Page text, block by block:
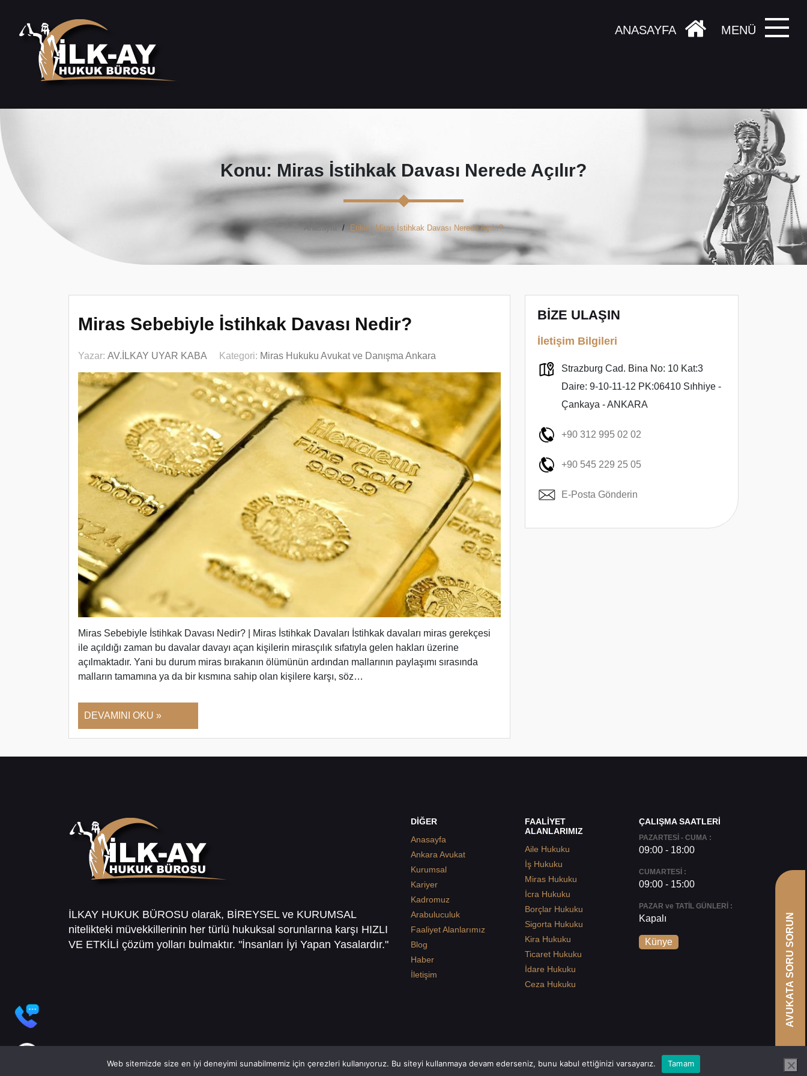
MENÜ
ANASAYFA
Konu: Miras İstihkak Davası Nerede Açılır?
Anasayfa Etiket: Miras İstihkak Davası Nerede Açılır?
Miras Sebebiyle İstihkak Davası Nedir?
Yazar: AV.İLKAY UYAR KABA Kategori: Miras Hukuku Avukat ve Danışma Ankara
Miras Sebebiyle İstihkak Davası Nedir? | Miras İstihkak Davaları İstihkak davaları miras gerekçesi
ile açıldığı zaman bu davalar davayı açan kişilerin mirasçılık sıfatıyla gelen hakları üzerine
açılmaktadır. Yani bu durum miras bırakanın ölümünün ardından mallarının paylaşımı sırasında
malların tamamına ya da bir kısmına sahip olan kişilere karşı, söz…
DEVAMINI OKU »
BİZE ULAŞIN
İletişim Bilgileri
Strazburg Cad. Bina No: 10 Kat:3
Daire: 9-10-11-12 PK:06410 Sıhhiye -
Çankaya - ANKARA
+90 312 995 02 02
+90 545 229 25 05
E-Posta Gönderin
İLKAY HUKUK BÜROSU olarak, BİREYSEL ve KURUMSAL
nitelikteki müvekkillerinin her türlü hukuksal sorunlarına karşı HIZLI
VE ETKİLİ çözüm yolları bulmaktır. "İnsanları İyi Yapan Yasalardır."
DİĞER
Anasayfa
Ankara Avukat
Kurumsal
Kariyer
Kadromuz
Arabuluculuk
Faaliyet Alanlarımız
Blog
Haber
İletişim
FAALİYET
ALANLARIMIZ
Aile Hukuku
İş Hukuku
Miras Hukuku
İcra Hukuku
Borçlar Hukuku
Sigorta Hukuku
Kira Hukuku
Ticaret Hukuku
İdare Hukuku
Ceza Hukuku
ÇALIŞMA SAATLERİ
PAZARTESİ - CUMA :
09:00 - 18:00
CUMARTESİ :
09:00 - 15:00
PAZAR ve TATİL GÜNLERİ :
Kapalı
Künye
Web sitemizde size en iyi deneyimi sunabilmemiz için çerezleri kullanıyoruz. Bu siteyi kullanmaya devam ederseniz, bunu kabul ettiğinizi varsayarız. Tamam
AVUKATA SORU SORUN